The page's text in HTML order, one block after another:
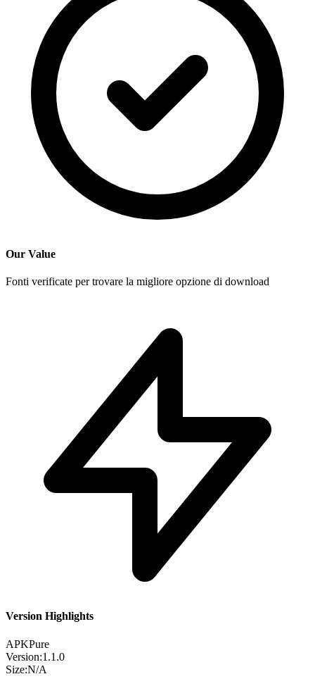
Our Value
Fonti verificate per trovare la migliore opzione di download
Version Highlights
APKPure
Version:1.1.0
Size:N/A